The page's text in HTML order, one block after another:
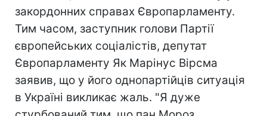
закордонних справах Європарламенту.
Тим часом, заступник голови Партії
європейських соціалістів, депутат
Європарламенту Як Марінус Вірсма
заявив, що у його однопартійців ситуація
в Україні викликає жаль. "Я дуже